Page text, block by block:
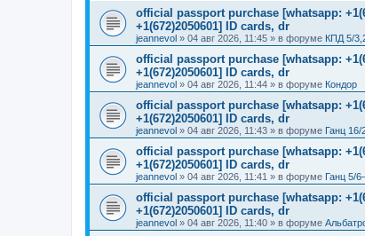
official passport purchase [whatsapp:
+1(672)2050601] ID cards, dr
jeannevol » 04 авг 2026, 11:45 » в форуме КПД 5/
official passport purchase [whatsapp:
+1(672)2050601] ID cards, dr
jeannevol » 04 авг 2026, 11:44 » в форуме Кондор
official passport purchase [whatsapp:
+1(672)2050601] ID cards, dr
jeannevol » 04 авг 2026, 11:43 » в форуме Ганц 16/
official passport purchase [whatsapp:
+1(672)2050601] ID cards, dr
jeannevol » 04 авг 2026, 11:41 » в форуме Ганц 5/
official passport purchase [whatsapp:
+1(672)2050601] ID cards, dr
jeannevol » 04 авг 2026, 11:40 » в форуме